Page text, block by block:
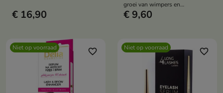
€ 16,90
groei van wimpers en
wenkbrauwen te stimuleren, hun
€ 9,60
Niet op voorraad favorite_border Niet op voorraad favorite_border